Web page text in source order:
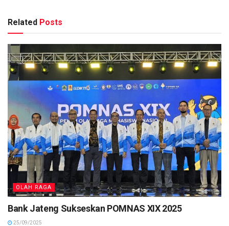
Related Posts
OLAH RAGA
Bank Jateng Sukseskan POMNAS XIX 2025
25/09/2025